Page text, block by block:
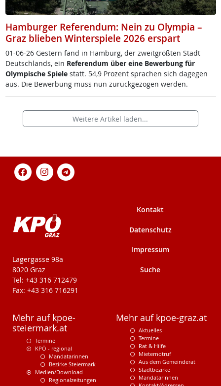
Hamburger Referendum: Nein zu Olympia –
Graz blieben Winterspiele 2026 erspart
01-06-26 Ges­tern fand in Ham­burg, der zweit­größ­ten Stadt
Deut­sch­lands, ein Re­fe­ren­dum über ei­ne Be­wer­bung für
Olym­pi­sche Spie­le statt. 54,9 Pro­zent spra­chen sich da­ge­gen
aus. Die Be­wer­bung muss nun zu­rück­ge­zo­gen wer­den.
Weitere Artikel laden...
KPÖ-Steiermark
Lagergasse 98a
8020 Graz
Tel: +43 316 712479
Fax: +43 316 716291
Kontakt
Datenschutz
Impressum
Suche
Mehr auf kpoe-
steiermark.at
Termine
KPÖ - regional
Mandatarinnen
Bezirke Steiermark
Medien/Download
Regionalzeitungen
Mehr auf kpoe-graz.at
Aktuelles
Termine
Rat & Hilfe
Mieternotruf
Aus dem Gemeinderat
Stadtbezirke
MandatarInnen